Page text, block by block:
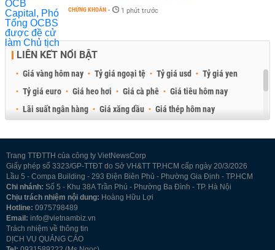
CHỨNG KHOÁN - 1 phút trước
LIÊN KẾT NỔI BẬT
Giá vàng hôm nay Tỷ giá ngoại tệ Tỷ giá usd
Tỷ giá yen
Tỷ giá euro
Giá heo hơi Giá cà phê
Giá tiêu hôm nay
Lãi suất ngân hàng
Giá xăng dầu
Giá thép hôm nay
Trang TTĐTTH của công ty VietNewsCorp
Giấy phép số 3323/GP-TTĐT do Sở VH&TT TP.HCM cấp ngày 20/3/2026
Lầu 5 - Compa Building - 293 Điện Biên Phủ - Phường Gia Định - TP.HCM
Chi nhánh: Số 5 - Khu 38A Trần Phú - Phường Ba Đình - TP. Hà Nội
Chịu trách nhiệm nội dung: Hoàng Hữu Lợi
Hotline: 0975798489
Email: info@vietnambiz.vn
Trách nhiệm về thông tin
DỊCH VỤ QUẢNG CÁO